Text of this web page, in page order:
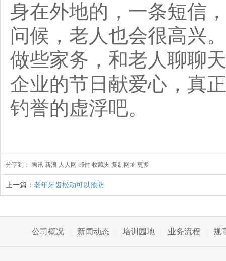
身在外地的，一条短信
问候，老人也会很高兴
做些家务，和老人聊聊
企业的节日献爱心，真
钓誉的虚浮吧。
分享到： 腾讯 新浪 人人网 邮件 收藏夹 复制网址 更多
上一篇： 老年牙齿松动可以预防
公司概况 新闻动态 培训园地 业务流程 规